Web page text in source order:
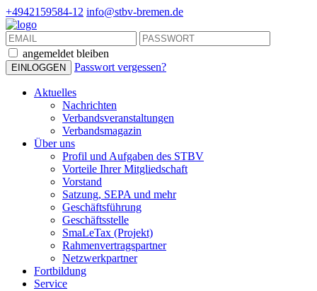
+4942159584-12 info@stbv-bremen.de
angemeldet bleiben
Passwort vergessen?
Aktuelles
Nachrichten
Verbandsveranstaltungen
Verbandsmagazin
Über uns
Profil und Aufgaben des STBV
Vorteile Ihrer Mitgliedschaft
Vorstand
Satzung, SEPA und mehr
Geschäftsführung
Geschäftsstelle
SmaLeTax (Projekt)
Rahmenvertragspartner
Netzwerkpartner
Fortbildung
Service